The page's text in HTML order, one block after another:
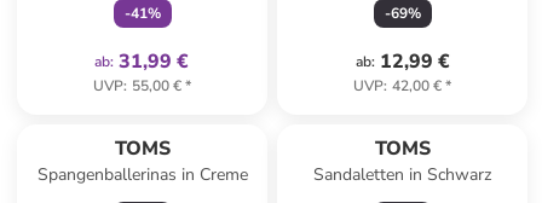
-41%
ab: 31,99 €
UVP: 55,00 €*
-69%
ab: 12,99 €
UVP: 42,00 €*
TOMS
Spangenballerinas in Creme
TOMS
Sandaletten in Schwarz